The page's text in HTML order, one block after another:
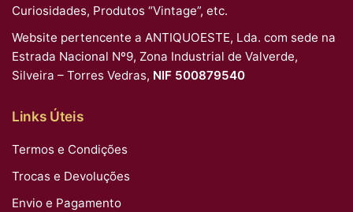
Curiosidades, Produtos “Vintage”, etc.
Website pertencente a ANTIQUOESTE, Lda. com sede na
Estrada Nacional Nº9, Zona Industrial de Valverde,
Silveira – Torres Vedras, NIF 500879540
Links Úteis
Termos e Condições
Trocas e Devoluções
Envio e Pagamento